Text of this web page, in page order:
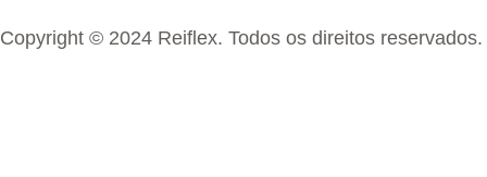
Copyright © 2024 Reiflex. Todos os direitos reservados.